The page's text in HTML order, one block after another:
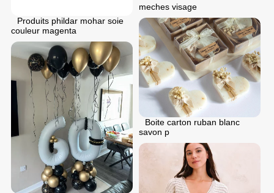
meches visage
Produits phildar mohar soie
couleur magenta
Boite carton ruban blanc
savon p